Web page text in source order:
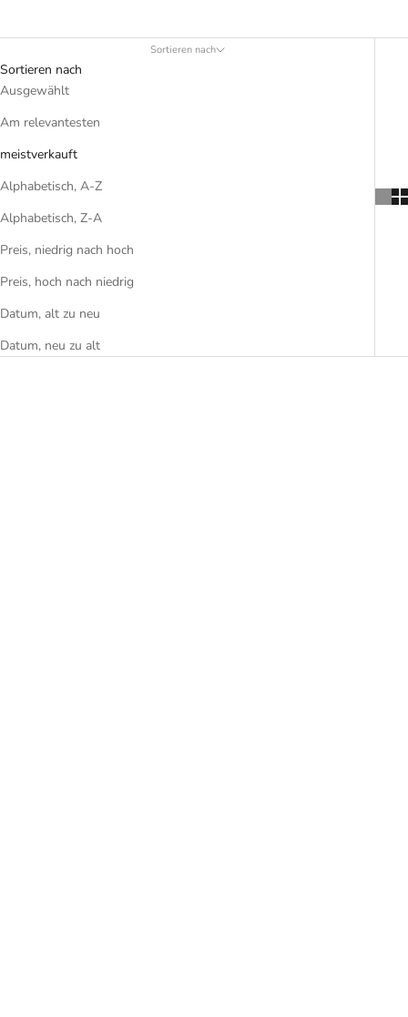
Sortieren nach
Sortieren nach
Ausgewählt
Am relevantesten
meistverkauft
Alphabetisch, A-Z
Alphabetisch, Z-A
Preis, niedrig nach hoch
Preis, hoch nach niedrig
Datum, alt zu neu
Datum, neu zu alt